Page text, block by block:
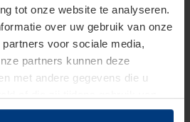
tot onze website te analyseren.
over uw gebruik van onze
voor sociale media,
partners kunnen deze
met andere gegevens die u